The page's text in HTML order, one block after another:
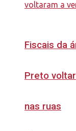
Fiscais da
Preto
nas ruas